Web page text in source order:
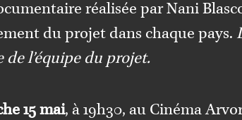
réalisée parNani
du projet dans chaque pays.
de l’équipe du projet.
15 mai, à 19h30, au Cinéma